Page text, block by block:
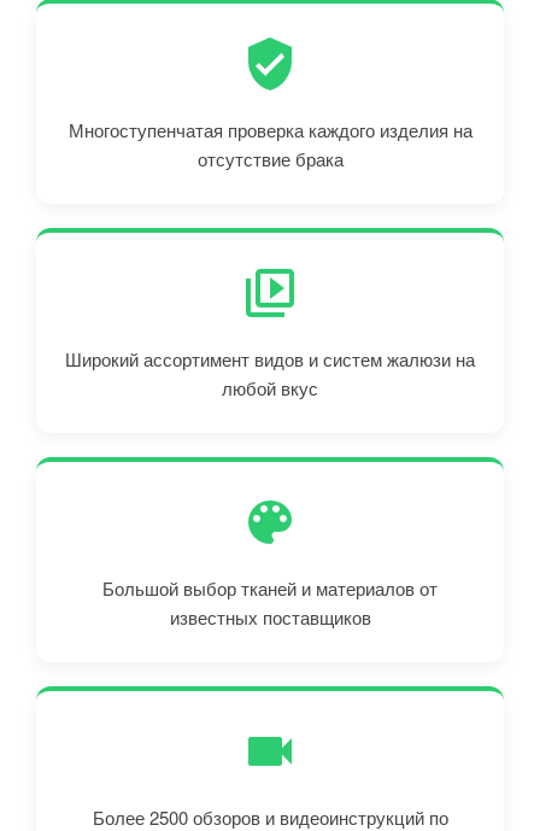
Многоступенчатая проверка каждого изделия на
отсутствие брака
Широкий ассортимент видов и систем жалюзи на
любой вкус
Большой выбор тканей и материалов от
известных поставщиков
Более 2500 обзоров и видеоинструкций по